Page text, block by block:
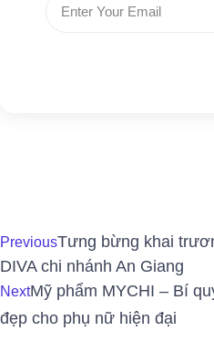
PreviousTưng bừng khai
DIVA chi nhánh An Giang
NextMỹ phẩm MYCHI – Bí
đẹp cho phụ nữ hiện đại